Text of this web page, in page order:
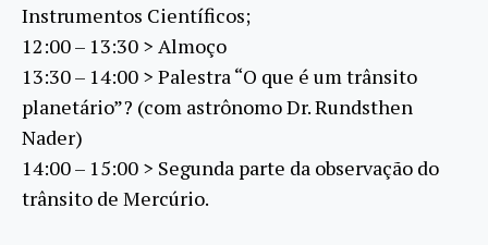
Instrumentos Científicos;
12:00 – 13:30 > Almoço
13:30 – 14:00 > Palestra “O que é um trânsito
planetário”? (com astrônomo Dr. Rundsthen
Nader)
14:00 – 15:00 > Segunda parte da observação do
trânsito de Mercúrio.